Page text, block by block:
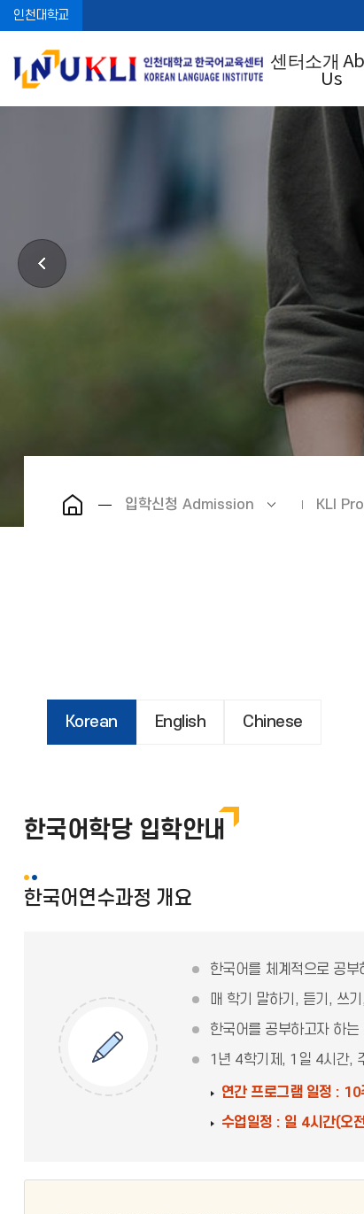
인천대학교
센터소개
Us
입학신청 Admission KLI
Korean English Chinese
한국어학당 입학안내
한국어연수과정 개요
한국어를 체계적으로 공
매 학기 말하기, 듣기, 쓰
한국어를 공부하고자 하
1년 4학기제, 1일 4시간,
연간 프로그램 일정 :
수업일정 : 일 4시간(